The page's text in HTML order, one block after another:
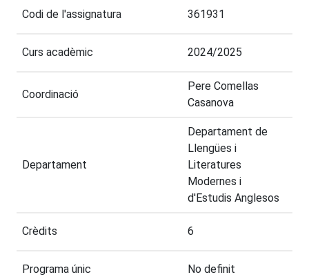
Codi de l'assignatura 361931
Curs acadèmic 2024/2025
Coordinació
Pere Comellas
Casanova
Departament
Departament de
Llengües i
Literatures
Modernes i
d'Estudis Anglesos
Crèdits 6
Programa únic No definit